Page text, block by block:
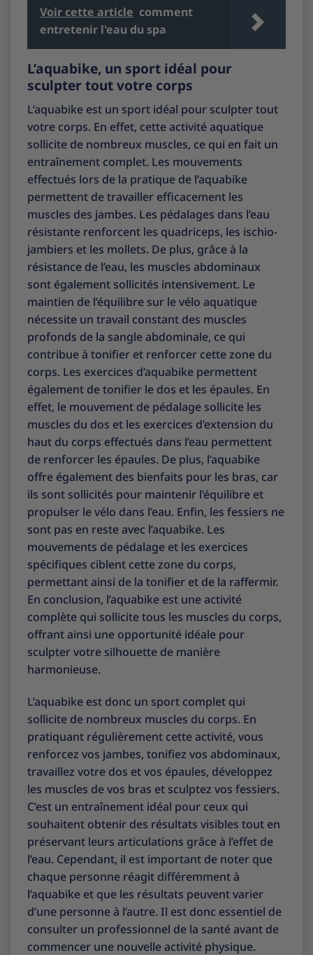
Voir cette article comment
entretenir l'eau du spa
L’aquabike, un sport idéal pour
sculpter tout votre corps
L’aquabike est un sport idéal pour sculpter tout
votre corps. En effet, cette activité aquatique
sollicite de nombreux muscles, ce qui en fait un
entraînement complet. Les mouvements
effectués lors de la pratique de l’aquabike
permettent de travailler efficacement les
muscles des jambes. Les pédalages dans l’eau
résistante renforcent les quadriceps, les ischio-
jambiers et les mollets. De plus, grâce à la
résistance de l’eau, les muscles abdominaux
sont également sollicités intensivement. Le
maintien de l’équilibre sur le vélo aquatique
nécessite un travail constant des muscles
profonds de la sangle abdominale, ce qui
contribue à tonifier et renforcer cette zone du
corps. Les exercices d’aquabike permettent
également de tonifier le dos et les épaules. En
effet, le mouvement de pédalage sollicite les
muscles du dos et les exercices d’extension du
haut du corps effectués dans l’eau permettent
de renforcer les épaules. De plus, l’aquabike
offre également des bienfaits pour les bras, car
ils sont sollicités pour maintenir l’équilibre et
propulser le vélo dans l’eau. Enfin, les fessiers ne
sont pas en reste avec l’aquabike. Les
mouvements de pédalage et les exercices
spécifiques ciblent cette zone du corps,
permettant ainsi de la tonifier et de la raffermir.
En conclusion, l’aquabike est une activité
complète qui sollicite tous les muscles du corps,
offrant ainsi une opportunité idéale pour
sculpter votre silhouette de manière
harmonieuse.
L’aquabike est donc un sport complet qui
sollicite de nombreux muscles du corps. En
pratiquant régulièrement cette activité, vous
renforcez vos jambes, tonifiez vos abdominaux,
travaillez votre dos et vos épaules, développez
les muscles de vos bras et sculptez vos fessiers.
C’est un entraînement idéal pour ceux qui
souhaitent obtenir des résultats visibles tout en
préservant leurs articulations grâce à l’effet de
l’eau. Cependant, il est important de noter que
chaque personne réagit différemment à
l’aquabike et que les résultats peuvent varier
d’une personne à l’autre. Il est donc essentiel de
consulter un professionnel de la santé avant de
commencer une nouvelle activité physique.